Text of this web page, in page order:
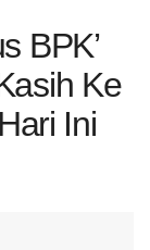
BPK’
Ke
Ini